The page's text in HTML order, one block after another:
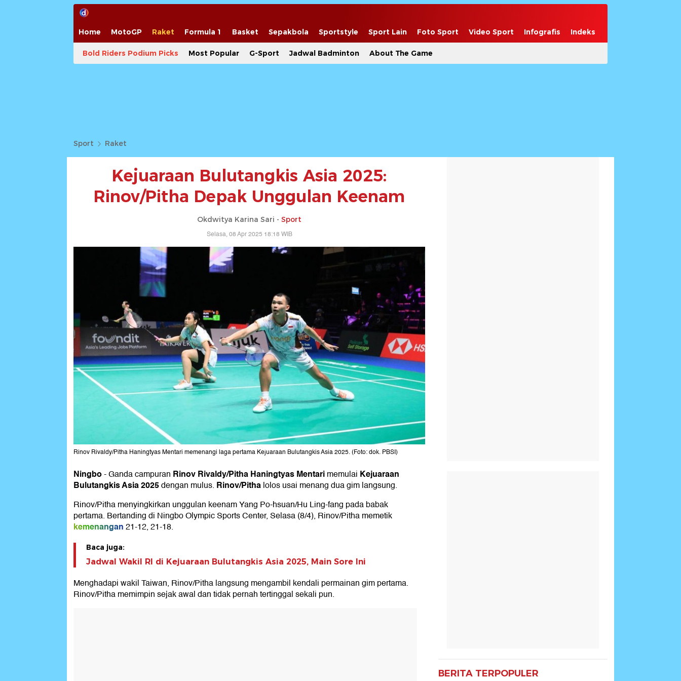
Home MotoGP Raket Formula 1 Basket Sepakbola Sportstyle Sport Lain Foto Sport Video Sport Infografis Indeks
Bold Riders Podium Picks Most Popular G-Sport Jadwal Badminton About The Game
Sport Raket
Kejuaraan Bulutangkis Asia 2025:
Rinov/Pitha Depak Unggulan Keenam
Okdwitya Karina Sari - Sport
Selasa, 08 Apr 2025 18:18 WIB
Rinov Rivaldy/Pitha Haningtyas Mentari memenangi laga pertama Kejuaraan Bulutangkis Asia 2025. (Foto: dok. PBSI)
Ningbo-Ganda campuran Rinov Rivaldy/Pitha Haningtyas Mentarimemulai Kejuaraan
Bulutangkis Asia 2025dengan mulus. Rinov/Pithalolos usai menang dua gim langsung.
Rinov/Pitha menyingkirkan unggulan keenam Yang Po-hsuan/Hu Ling-fang pada babak
pertama. Bertanding di Ningbo Olympic Sports Center, Selasa (8/4), Rinov/Pitha memetik
kemenangan21-12, 21-18.
Baca juga:
Jadwal Wakil RI di Kejuaraan Bulutangkis Asia 2025, Main Sore Ini
Menghadapi wakil Taiwan, Rinov/Pitha langsung mengambil kendali permainan gim pertama.
Rinov/Pitha memimpin sejak awal dan tidak pernah tertinggal sekali pun.
BERITA TERPOPULER